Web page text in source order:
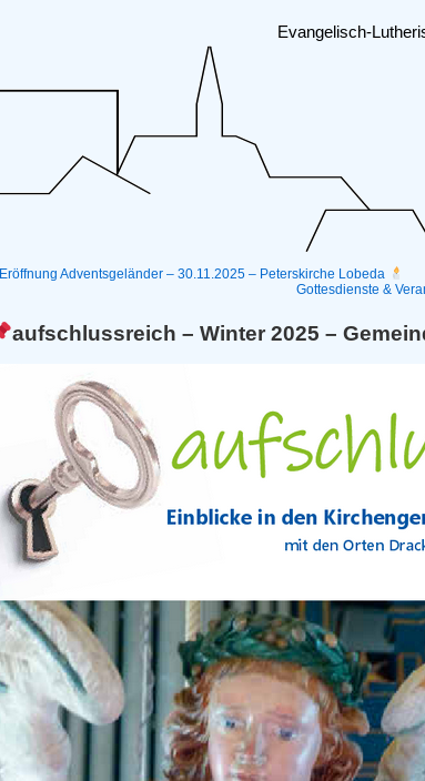
Evangelisch-
Eröffnung Adventsgeländer – 30.11.2025 – Peterskirche Lobeda
Gottesdienste &
aufschlussreich – Winter 2025 –